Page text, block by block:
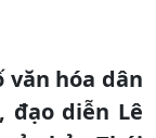
văn hóa dân
đạo diễn Lê